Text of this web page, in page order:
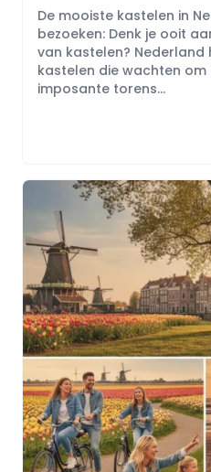
De mooiste kastelen in
bezoeken: Denk je ooit
van kastelen?
kastelen die wachten
imposante torens...